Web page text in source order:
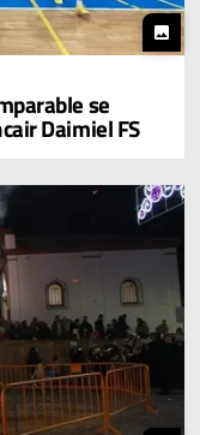
photo
se
Daimiel FS